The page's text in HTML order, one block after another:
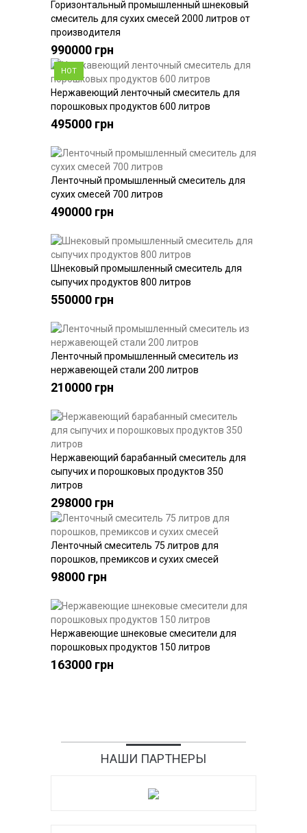
Купить
Горизонтальный промышленный шнековый
смеситель для сухих смесей 2000 литров от
производителя
990000 грн
HOT
Купить
Нержавеющий ленточный смеситель для
порошковых продуктов 600 литров
495000 грн
Купить
Ленточный промышленный смеситель для
сухих смесей 700 литров
490000 грн
Купить
Шнековый промышленный смеситель для
сыпучих продуктов 800 литров
550000 грн
Купить
Ленточный промышленный смеситель из
нержавеющей стали 200 литров
210000 грн
Купить
Нержавеющий барабанный смеситель для
сыпучих и порошковых продуктов 350
литров
298000 грн
Купить
Ленточный смеситель 75 литров для
порошков, премиксов и сухих смесей
98000 грн
Купить
Нержавеющие шнековые смесители для
порошковых продуктов 150 литров
163000 грн
НАШИ ПАРТНЕРЫ